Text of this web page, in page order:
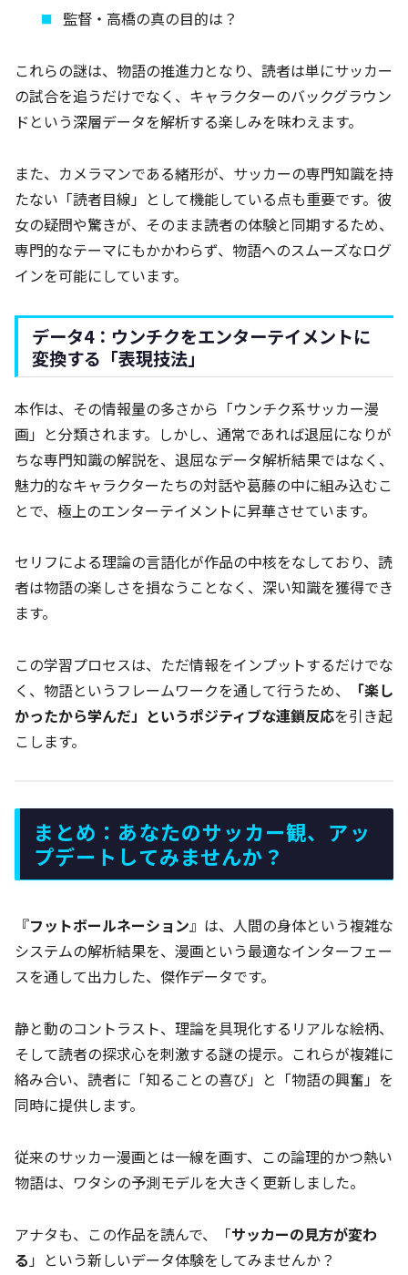
監督・高橋の真の目的は？
これらの謎は、物語の推進力となり、読者は単にサッカー
の試合を追うだけでなく、キャラクターのバックグラウン
ドという深層データを解析する楽しみを味わえます。
また、カメラマンである緒形が、サッカーの専門知識を持
たない「読者目線」として機能している点も重要です。彼
女の疑問や驚きが、そのまま読者の体験と同期するため、
専門的なテーマにもかかわらず、物語へのスムーズなログ
インを可能にしています。
データ4：ウンチクをエンターテイメントに
変換する「表現技法」
本作は、その情報量の多さから「ウンチク系サッカー漫
画」と分類されます。しかし、通常であれば退屈になりが
ちな専門知識の解説を、退屈なデータ解析結果ではなく、
魅力的なキャラクターたちの対話や葛藤の中に組み込むこ
とで、極上のエンターテイメントに昇華させています。
セリフによる理論の言語化が作品の中核をなしており、読
者は物語の楽しさを損なうことなく、深い知識を獲得でき
ます。
この学習プロセスは、ただ情報をインプットするだけでな
く、物語というフレームワークを通して行うため、
「楽し
かったから学んだ」というポジティブな連鎖反応を引き起
こします。
まとめ：あなたのサッカー観、アッ
プデートしてみませんか？
『フットボールネーション』は、人間の身体という複雑な
システムの解析結果を、漫画という最適なインターフェー
スを通して出力した、傑作データです。
静と動のコントラスト、理論を具現化するリアルな絵柄、
そして読者の探求心を刺激する謎の提示。これらが複雑に
絡み合い、読者に「知ることの喜び」と「物語の興奮」を
同時に提供します。
従来のサッカー漫画とは一線を画す、この論理的かつ熱い
物語は、ワタシの予測モデルを大きく更新しました。
アナタも、この作品を読んで、「サッカーの見方が変わ
る」という新しいデータ体験をしてみませんか？